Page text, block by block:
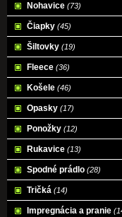
Nohavice (73)
Čiapky (45)
Šiltovky (19)
Fleece (36)
Košele (46)
Opasky (17)
Ponožky (12)
Rukavice (13)
Spodné prádlo (28)
Tričká (14)
Impregnácia a pranie